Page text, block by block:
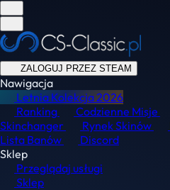
ZALOGUJ PRZEZ STEAM
Nawigacja
Letnia Kolekcja2026
Ranking
Codzienne Misje
Skinchanger
Rynek Skinów
Lista Banów
Discord
Sklep
Przeglądaj usługi
Sklep